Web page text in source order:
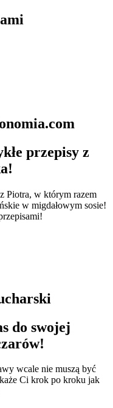
przepisy z
Piotra, w którym razem
w migdałowym sosie!
do swojej
wcale nie muszą być
Ci krok po kroku jak